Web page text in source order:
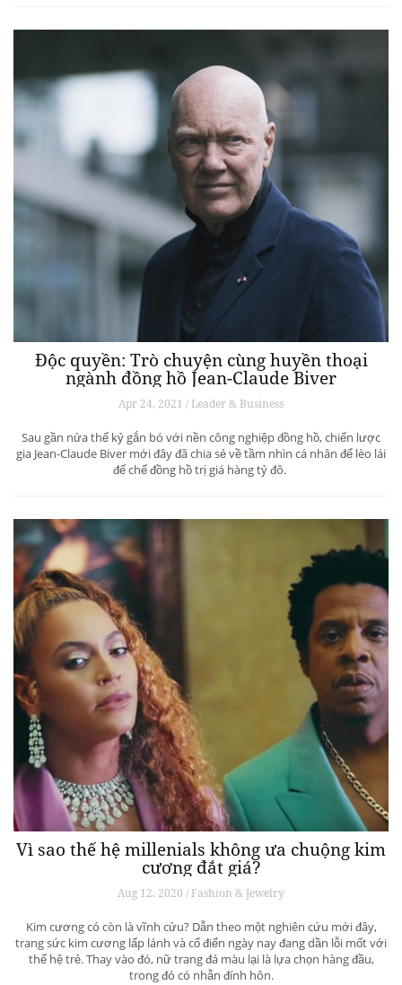
Độc quyền: Trò chuyện cùng huyền thoại
ngành đồng hồ Jean-Claude Biver
Apr 24, 2021 / Leader & Business
Sau gần nửa thế kỷ gắn bó với nền công nghiệp đồng hồ, chiến lược
gia Jean-Claude Biver mới đây đã chia sẻ về tầm nhìn cá nhân để lèo lái
đế chế đồng hồ trị giá hàng tỷ đô.
Vì sao thế hệ millenials không ưa chuộng kim
cương đắt giá?
Aug 12, 2020 / Fashion & Jewelry
Kim cương có còn là vĩnh cửu? Dẫn theo một nghiên cứu mới đây,
trang sức kim cương lấp lánh và cổ điển ngày nay đang dần lỗi mốt với
thế hệ trẻ. Thay vào đó, nữ trang đá màu lại là lựa chọn hàng đầu,
trong đó có nhẫn đính hôn.